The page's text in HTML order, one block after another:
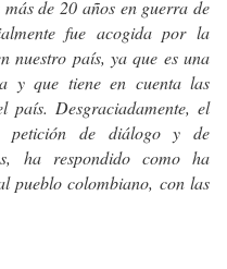
de 20 años en guerra de
fue acogida por la
nuestro país, ya que es una
y que tiene en cuenta las
país. Desgraciadamente, el
petición de diálogo y de
ha respondido como ha
pueblo colombiano, con las